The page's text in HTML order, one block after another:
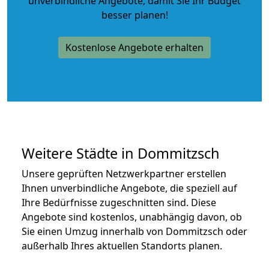
besser planen!
Kostenlose Angebote erhalten
Weitere Städte in Dommitzsch
Unsere geprüften Netzwerkpartner erstellen
Ihnen unverbindliche Angebote, die speziell auf
Ihre Bedürfnisse zugeschnitten sind. Diese
Angebote sind kostenlos, unabhängig davon, ob
Sie einen Umzug innerhalb von Dommitzsch oder
außerhalb Ihres aktuellen Standorts planen.